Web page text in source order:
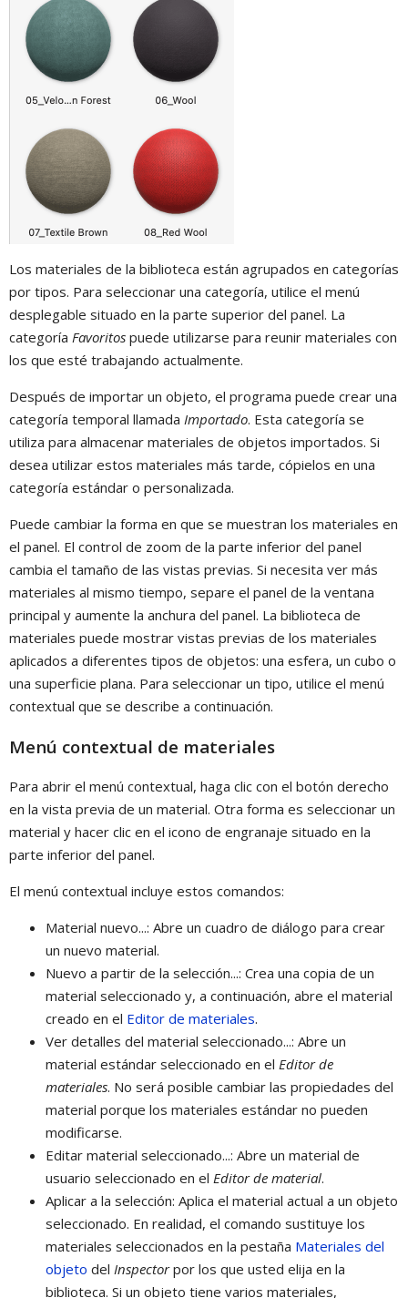
Los materiales de la biblioteca están agrupados en categorías
por tipos. Para seleccionar una categoría, utilice el menú
desplegable situado en la parte superior del panel. La
categoría Favoritos puede utilizarse para reunir materiales con
los que esté trabajando actualmente.
Después de importar un objeto, el programa puede crear una
categoría temporal llamada Importado. Esta categoría se
utiliza para almacenar materiales de objetos importados. Si
desea utilizar estos materiales más tarde, cópielos en una
categoría estándar o personalizada.
Puede cambiar la forma en que se muestran los materiales en
el panel. El control de zoom de la parte inferior del panel
cambia el tamaño de las vistas previas. Si necesita ver más
materiales al mismo tiempo, separe el panel de la ventana
principal y aumente la anchura del panel. La biblioteca de
materiales puede mostrar vistas previas de los materiales
aplicados a diferentes tipos de objetos: una esfera, un cubo o
una superficie plana. Para seleccionar un tipo, utilice el menú
contextual que se describe a continuación.
Menú contextual de materiales
Para abrir el menú contextual, haga clic con el botón derecho
en la vista previa de un material. Otra forma es seleccionar un
material y hacer clic en el icono de engranaje situado en la
parte inferior del panel.
El menú contextual incluye estos comandos:
Material nuevo...: Abre un cuadro de diálogo para crear
un nuevo material.
Nuevo a partir de la selección...: Crea una copia de un
material seleccionado y, a continuación, abre el material
creado en el Editor de materiales.
Ver detalles del material seleccionado...: Abre un
material estándar seleccionado en el Editor de
materiales. No será posible cambiar las propiedades del
material porque los materiales estándar no pueden
modificarse.
Editar material seleccionado...: Abre un material de
usuario seleccionado en el Editor de material.
Aplicar a la selección: Aplica el material actual a un objeto
seleccionado. En realidad, el comando sustituye los
materiales seleccionados en la pestaña Materiales del
objeto del Inspectorpor los que usted elija en la
biblioteca. Si un objeto tiene varios materiales,